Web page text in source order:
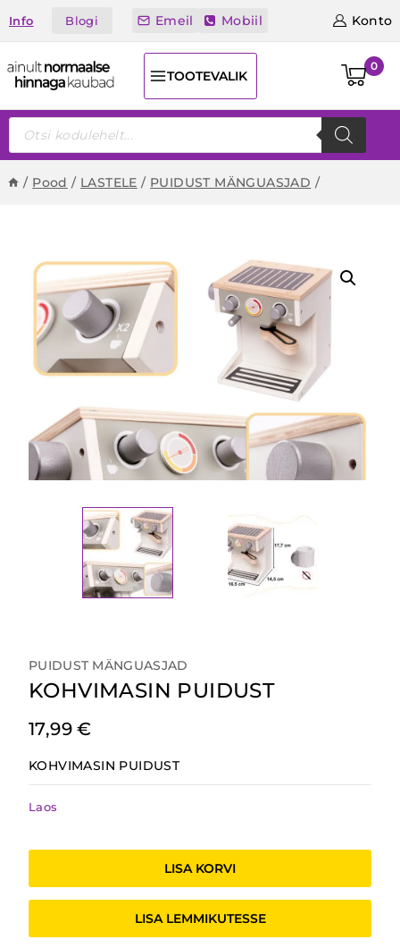
toInfo Blogi Emeil Mobiil Konto
TOOTEVALIK
0
Products
search
/ Pood / LASTELE / PUIDUST MÄNGUASJAD /
PUIDUST MÄNGUASJAD
KOHVIMASIN PUIDUST
17,99€
KOHVIMASIN PUIDUST
Laos
kogus
LISA KORVI
LISA LEMMIKUTESSE